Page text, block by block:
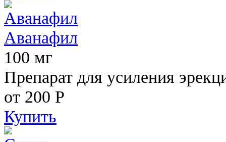
Аванафил
100 мг
Препарат для усиления
от 200 Р
Купить